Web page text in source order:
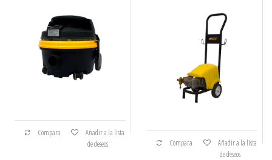
Compara
Añadir a la lista
de deseos
Compara
Añadir a la lista
de deseos